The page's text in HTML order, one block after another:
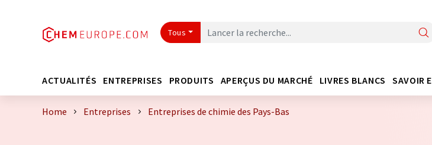
Tous
ACTUALITÉS ENTREPRISES PRODUITS APERÇUS DU MARCHÉ LIVRES BLANCS SAVOIR
Home Entreprises Entreprises de chimie des Pays-Bas